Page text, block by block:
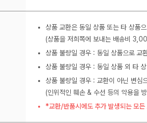
상품 교환은 동일 상품 또는 타 상품
(상품을 저희쪽에 보내는 배송비
상품 불량일 경우 : 동일 상품으로 교
상품 불량일 경우 : 동일 상품 외 타
상품 불량일 경우 : 교환이 아닌 변
(인위적인 훼손 & 수선 등의 악용을
*교환/반품시에도 추가 발생되는 모